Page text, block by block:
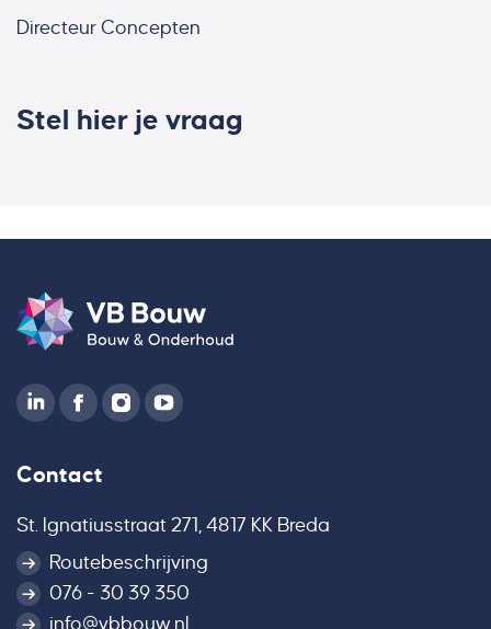
Directeur Concepten
Stel hier je vraag
Contact
St. Ignatiusstraat 271, 4817 KK Breda
Routebeschrijving
076 - 30 39 350
info@vbbouw.nl